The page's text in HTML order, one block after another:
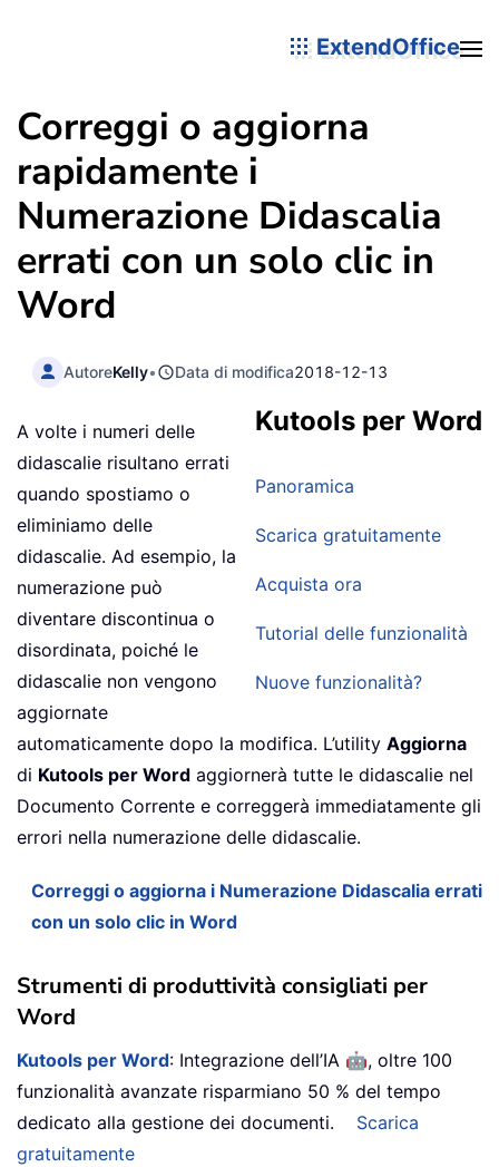
ExtendOffice
Correggi o aggiorna
rapidamente i
Numerazione Didascalia
errati con un solo clic in
Word
AutoreKelly• Data di modifica2018-12-13
Kutools per Word
Panoramica
Scarica gratuitamente
Acquista ora
Tutorial delle funzionalità
Nuove funzionalità?
A volte i numeri delle
didascalie risultano errati
quando spostiamo o
eliminiamo delle
didascalie. Ad esempio, la
numerazione può
diventare discontinua o
disordinata, poiché le
didascalie non vengono
aggiornate
automaticamente dopo la modifica. L’utility Aggiorna
di Kutools per Word aggiornerà tutte le didascalie nel
Documento Corrente e correggerà immediatamente gli
errori nella numerazione delle didascalie.
Correggi o aggiorna i Numerazione Didascalia errati
con un solo clic in Word
Strumenti di produttività consigliati per
Word
Kutools per Word: Integrazione dell’IA 🤖, oltre 100
funzionalità avanzate risparmiano 50 % del tempo
dedicato alla gestione dei documenti.
Scarica
gratuitamente